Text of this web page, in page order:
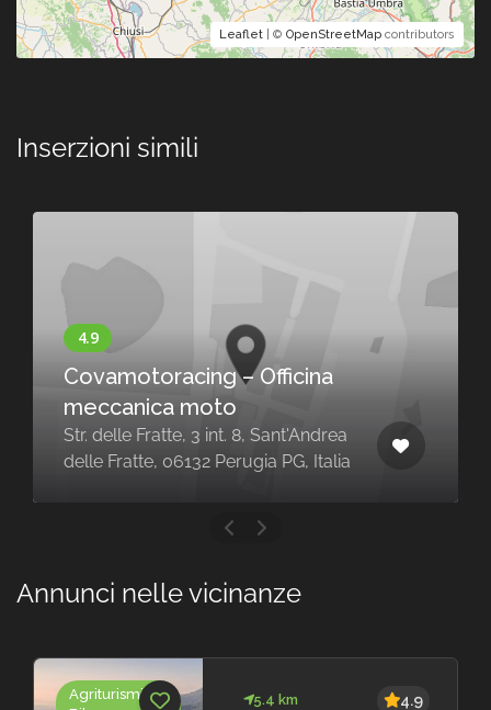
Leaflet | © OpenStreetMap contributors
Inserzioni simili
Covamotoracing – Officina
meccanica moto
Str. delle Fratte, 3 int. 8, Sant'Andrea
delle Fratte, 06132 Perugia PG, Italia
Annunci nelle vicinanze
Agriturismi
5.4 km 4.9